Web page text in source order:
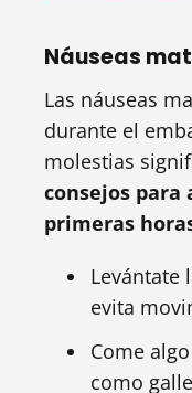
Náuseas
Las náuseas
durante el
molestias
consejos para
primeras
Levántate
evita
Come
como